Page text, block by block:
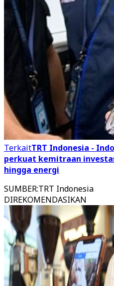
TerkaitTRT Indonesia -
perkuat kemitraan
hingga energi
SUMBER:TRT Indonesia
DIREKOMENDASIKAN